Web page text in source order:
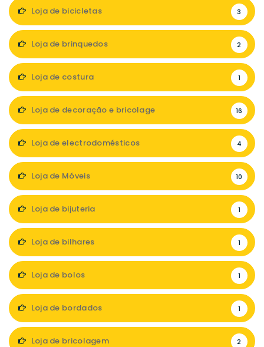
Loja de bicicletas 3
Loja de brinquedos 2
Loja de costura 1
Loja de decoração e bricolage 16
Loja de electrodomésticos 4
Loja de Móveis 10
Loja de bijuteria 1
Loja de bilhares 1
Loja de bolos 1
Loja de bordados 1
Loja de bricolagem 2